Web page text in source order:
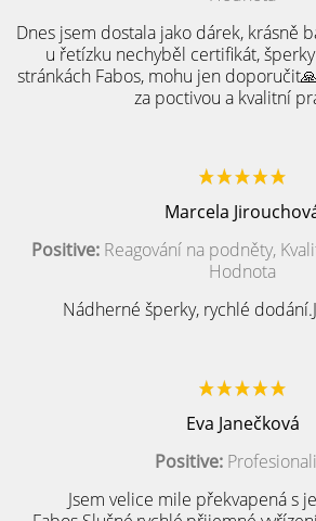
Dnes jsem dostala jako dárek, krásně
u řetízku nechyběl certifikát,
stránkách Fabos, mohu jen
za poctivou a kvalitní
Marcela
Positive: Reagování na podněty,
Hodnota
Nádherné šperky, rychlé
Eva Janečková
Positive:
Jsem velice mile překvapená s